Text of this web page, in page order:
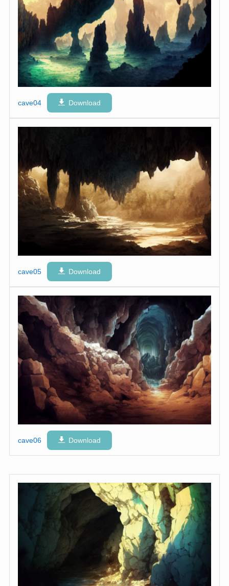
cave04 Download
cave05 Download
cave06 Download